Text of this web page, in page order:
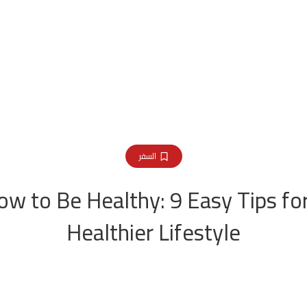
السفر
to Be Healthy: 9 Easy Tips
Healthier Lifestyle